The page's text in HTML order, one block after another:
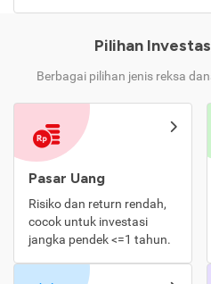
Pilihan
Berbagai pilihan jenis reksa
Pasar Uang
Risiko dan return rendah,
cocok untuk investasi
jangka pendek <=1 tahun.